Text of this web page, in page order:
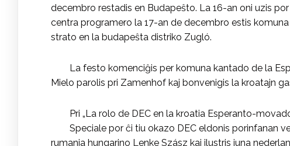
decembro restadis en Budapeŝto. La 16-an oni uzis
centra programero la 17-an de decembro estis
strato en la budapeŝta distriko Zugló.
La festo komenciĝis per komuna kantado de la
Mielo parolis pri Zamenhof kaj bonvenigis la kroatajn
Pri „La rolo de DEC en la kroatia Esperanto-
Speciale por ĉi tiu okazo DEC eldonis porinfanan
rumania hungarino Lenke Szász kaj ilustris juna